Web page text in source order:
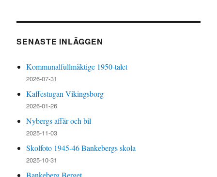
SENASTE INLÄGGEN
Kommunalfullmäktige 1950-talet
2026-07-31
Kaffestugan Vikingsborg
2026-01-26
Nybergs affär och bil
2025-11-03
Skolfoto 1945-46 Bankebergs skola
2025-10-31
Bankeberg Berget